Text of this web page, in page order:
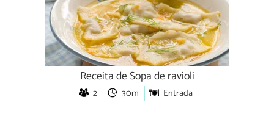
Receita de Sopa de ravioli
2 30m Entrada